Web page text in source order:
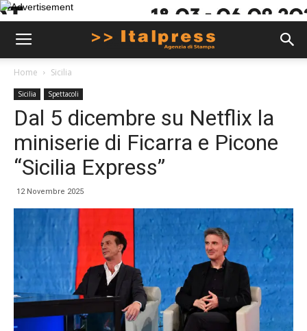
Home Sicilia
Sicilia Spettacoli
Dal 5 dicembre su Netflix la
miniserie di Ficarra e Picone
“Sicilia Express”
12 Novembre 2025